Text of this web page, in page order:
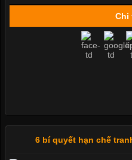
Chi
6 bí quyết hạn chế